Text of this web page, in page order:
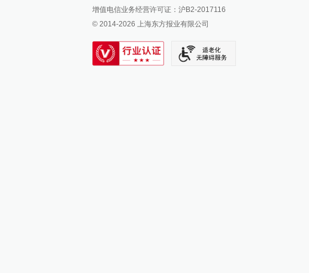
派生万物开放平台
IP SHANGHAI
SIXTH TONE
增值电信业务经营许可证：沪B2-2017116
© 2014-2026 上海东方报业有限公司